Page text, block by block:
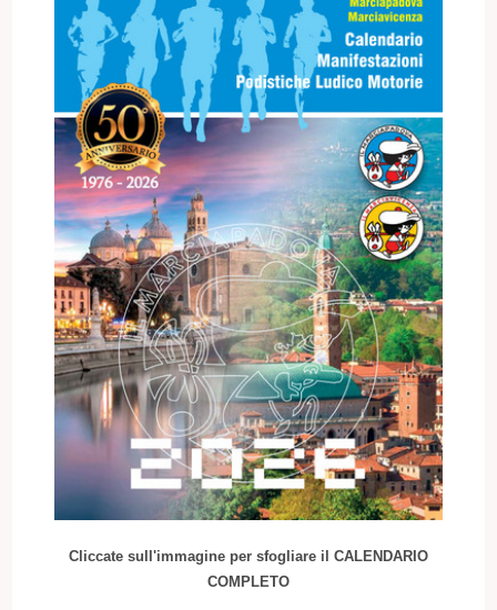
Cliccate sull'immagine per sfogliare il CALENDARIO
COMPLETO